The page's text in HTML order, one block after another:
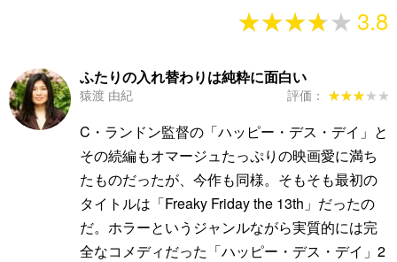
★★★★★
★★★★★ 3.8
ふたりの入れ替わりは純粋に面白い
猿渡 由紀 評価： ★★★★★
★★★★★
C・ランドン監督の「ハッピー・デス・デイ」と
その続編もオマージュたっぷりの映画愛に満ち
たものだったが、今作も同様。そもそも最初の
タイトルは「Freaky Friday the 13th」だったの
だ。ホラーというジャンルながら実質的には完
全なコメディだった「ハッピー・デス・デイ」2